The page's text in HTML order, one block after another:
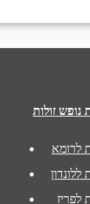
נופש זולות
לרומא
ללונדון
לפריז